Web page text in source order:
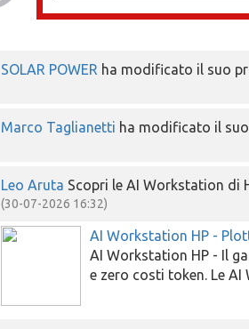
SOLAR POWER ha modificato il suo
Marco Taglianetti ha modificato il
Leo Aruta Scopri le AI Workstation di
(30-07-2026 16:32)
AI Workstation HP -
AI Workstation HP - Il
e zero costi token. Le